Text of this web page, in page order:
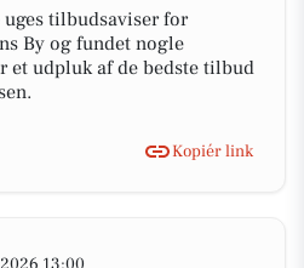
tilbudsaviser for
By og fundet nogle
et udpluk af de bedste tilbud
Kopiér link